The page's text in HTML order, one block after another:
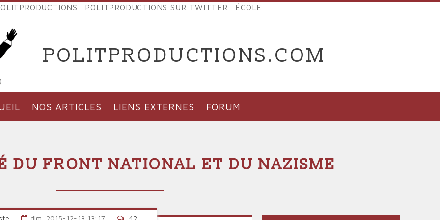
POLITPRODUCTIONS SUR TWITTER ÉCOLE
POLITPRODUCTIONS.COM
NOS ARTICLES LIENS EXTERNES FORUM
DU FRONT NATIONAL ET DU NAZISME
dim, 2015-12-13 13:17 42